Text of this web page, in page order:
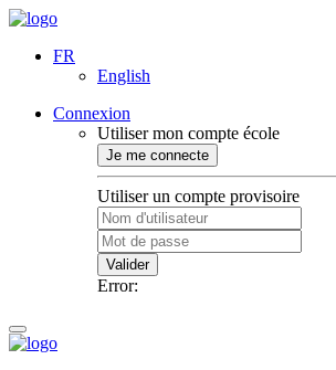
FR
English
Connexion
Utiliser mon compte école
Je me connecte
Utiliser un compte provisoire
Valider
Error: